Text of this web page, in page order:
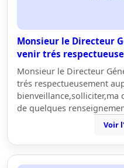
Monsieur le Directeur
venir trés
Monsieur le Directeur
trés respectueusement
bienveillance,solliciter,ma
de quelques
Voir